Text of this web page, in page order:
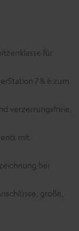
für
7 & 6 zum
verzerrungsfreie,
mit
bei
große,